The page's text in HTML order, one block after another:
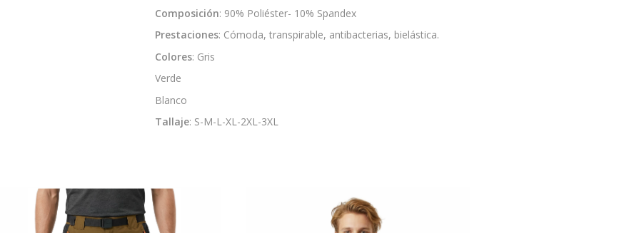
Composición: 90% Poliéster- 10% Spandex
Prestaciones: Cómoda, transpirable, antibacterias, bielástica.
Colores: Gris
Verde
Blanco
Tallaje: S-M-L-XL-2XL-3XL